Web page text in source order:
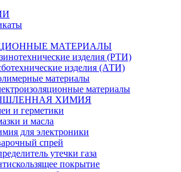
МАТЕРИАЛЫ
изделия (РТИ)
изделия (АТИ)
материалы
материалы
ХИМИЯ
и герметики
и масла
для электроники
спрей
утечки газа
покрытие